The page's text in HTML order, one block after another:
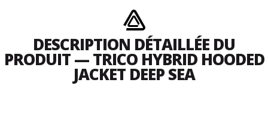
DESCRIPTION DÉTAILLÉE DU
PRODUIT — TRICO HYBRID HOODED
JACKET DEEP SEA